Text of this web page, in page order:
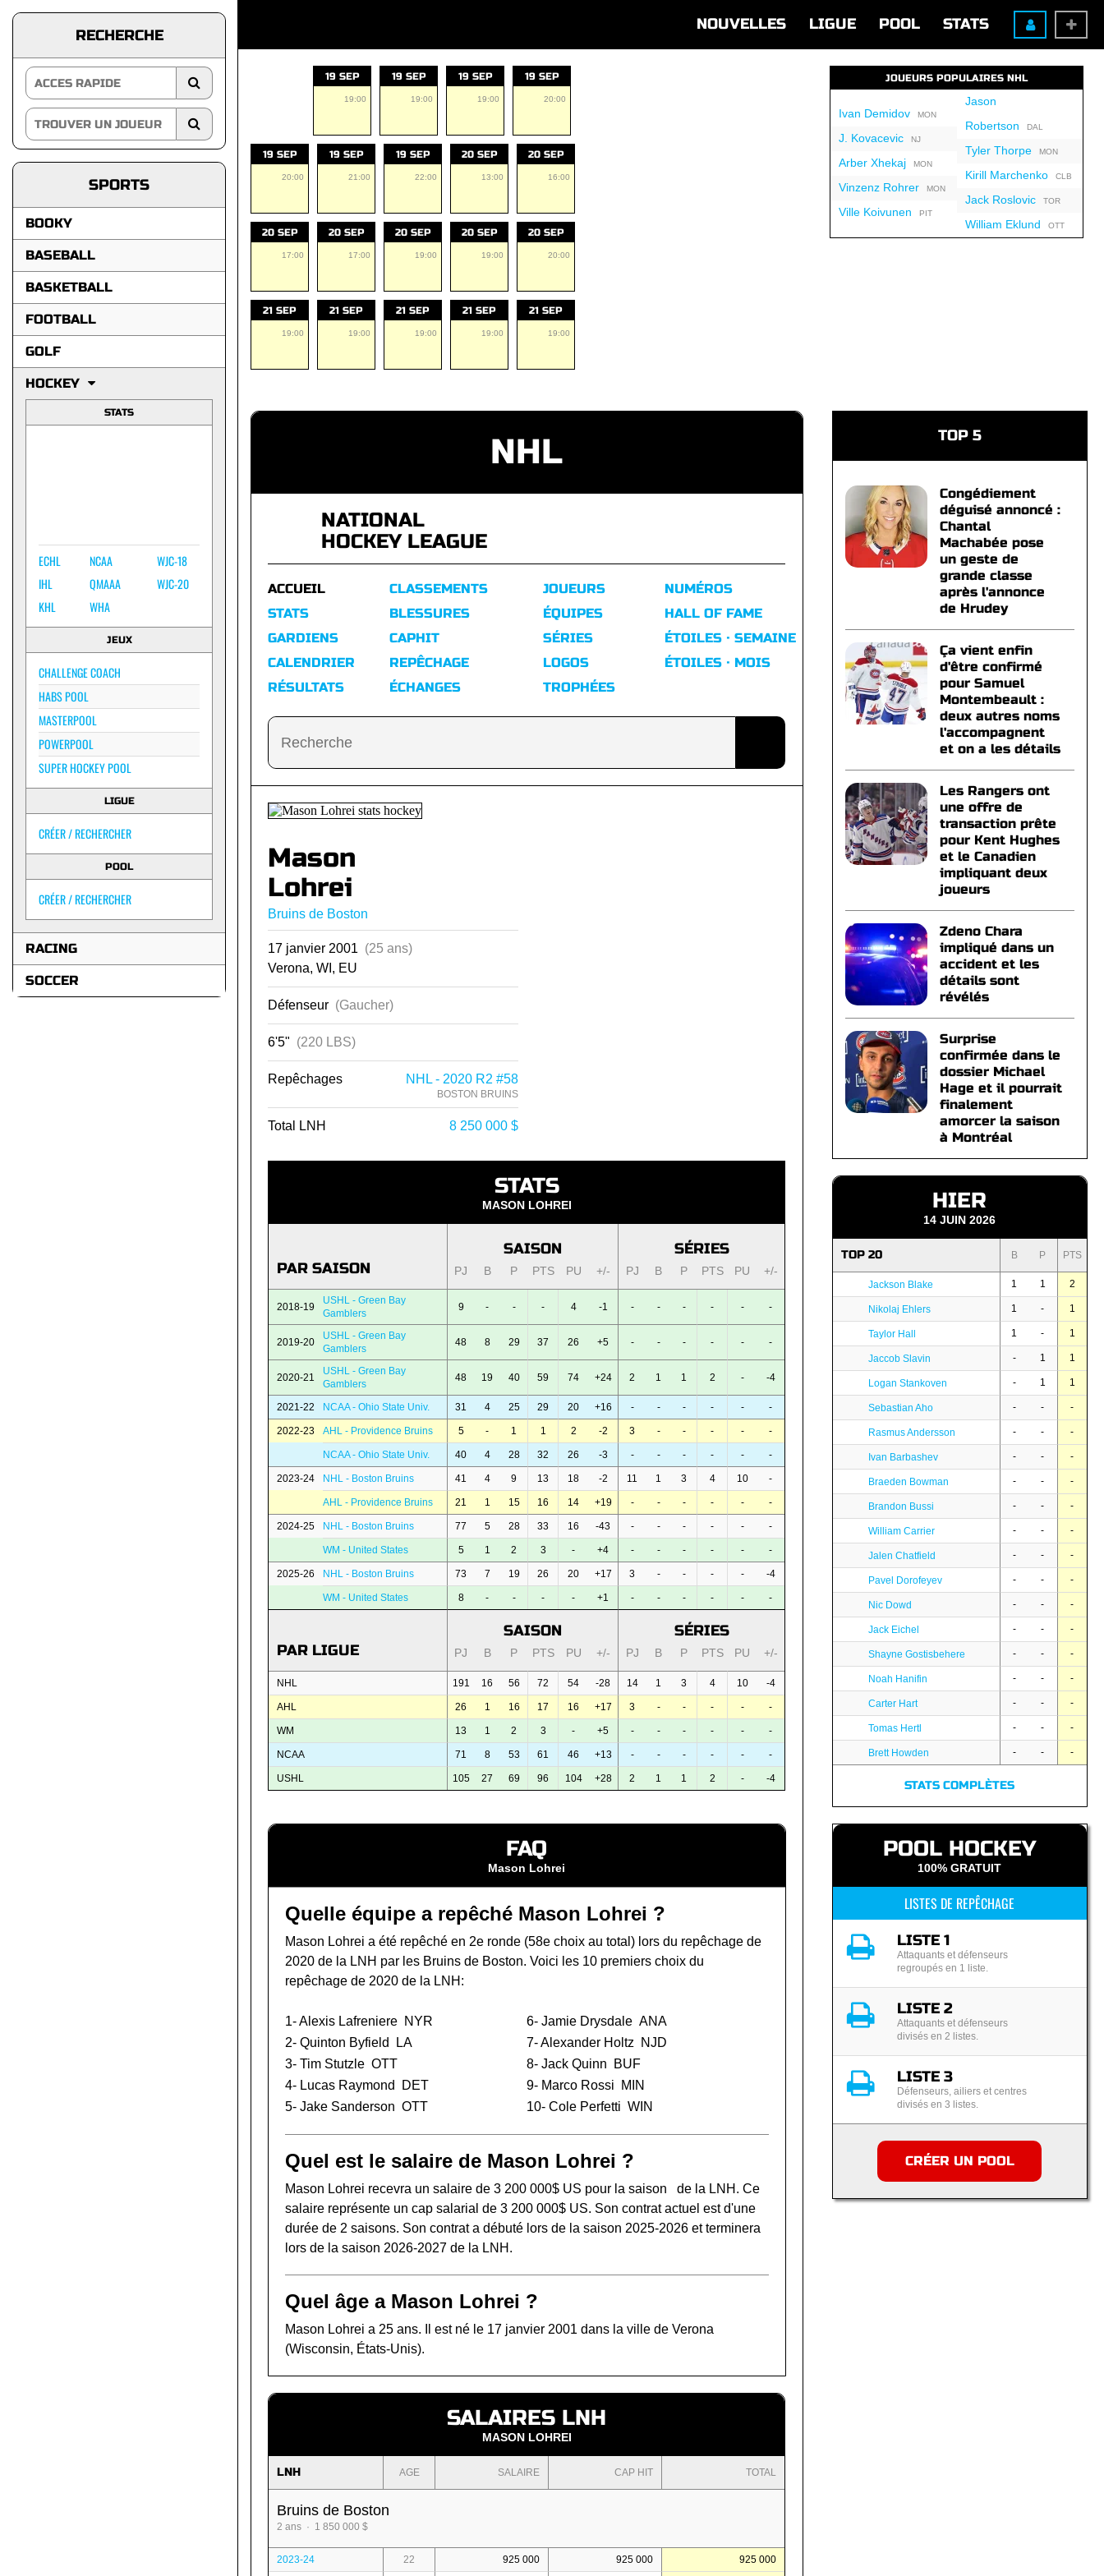
NOUVELLES LIGUE POOL STATS
RECHERCHE
SPORTS
BOOKY
BASEBALL
BASKETBALL
FOOTBALL
GOLF
HOCKEY
STATS
ECHL
IHL
KHL
NCAA
QMAAA
WHA
WJC-18
WJC-20
JEUX
CHALLENGE COACH
HABS POOL
MASTERPOOL
POWERPOOL
SUPER HOCKEY POOL
LIGUE
CRÉER / RECHERCHER
POOL
CRÉER / RECHERCHER
RACING
SOCCER
19 SEP
19:00
19 SEP
19:00
19 SEP
19:00
19 SEP
20:00
19 SEP
20:00
19 SEP
21:00
19 SEP
22:00
20 SEP
13:00
20 SEP
16:00
20 SEP
17:00
20 SEP
17:00
20 SEP
19:00
20 SEP
19:00
20 SEP
20:00
21 SEP
19:00
21 SEP
19:00
21 SEP
19:00
21 SEP
19:00
21 SEP
19:00
JOUEURS POPULAIRES NHL
Ivan DemidovMON
J. KovacevicNJ
Arber XhekajMON
Vinzenz RohrerMON
Ville Koivunen PIT
Jason
Robertson DAL
Tyler ThorpeMON
Kirill MarchenkoCLB
Jack RoslovicTOR
William Eklund OTT
NHL
NATIONAL
HOCKEY LEAGUE
ACCUEIL
STATS
GARDIENS
CALENDRIER
RÉSULTATS
CLASSEMENTS
BLESSURES
CAPHIT
REPÊCHAGE
ÉCHANGES
JOUEURS
ÉQUIPES
SÉRIES
LOGOS
TROPHÉES
NUMÉROS
HALL OF FAME
ÉTOILES · SEMAINE
ÉTOILES · MOIS
Mason
Lohrei
Bruins de Boston
17 janvier 2001 (25 ans)
Verona, WI, EU
Défenseur (Gaucher)
6'5" (220 LBS)
Repêchages NHL - 2020 R2 #58
BOSTON BRUINS
Total LNH 8 250 000 $
STATS
MASON LOHREI
PAR SAISON
SAISON SÉRIES
PJ B P PTS PU +/- PJ B P PTS PU +/-
2018-19
USHL - Green Bay
Gamblers
9 - - - 4 -1 - - - - - -
2019-20
USHL - Green Bay
Gamblers
48 8 29 37 26 +5 - - - - - -
2020-21
USHL - Green Bay
Gamblers
48 19 40 59 74 +24 2 1 1 2 - -4
2021-22 NCAA - Ohio State Univ. 31 4 25 29 20 +16 - - - - - -
2022-23 AHL - Providence Bruins 5 - 1 1 2 -2 3 - - - - -
NCAA - Ohio State Univ. 40 4 28 32 26 -3 - - - - - -
2023-24 NHL - Boston Bruins 41 4 9 13 18 -2 11 1 3 4 10 -
AHL - Providence Bruins 21 1 15 16 14 +19 - - - - - -
2024-25 NHL - Boston Bruins 77 5 28 33 16 -43 - - - - - -
WM - United States 5 1 2 3 - +4 - - - - - -
2025-26 NHL - Boston Bruins 73 7 19 26 20 +17 3 - - - - -4
WM - United States 8 - - - - +1 - - - - - -
PAR LIGUE
SAISON SÉRIES
PJ B P PTS PU +/- PJ B P PTS PU +/-
NHL 191 16 56 72 54 -28 14 1 3 4 10 -4
AHL 26 1 16 17 16 +17 3 - - - - -
WM 13 1 2 3 - +5 - - - - - -
NCAA 71 8 53 61 46 +13 - - - - - -
USHL 105 27 69 96 104 +28 2 1 1 2 - -4
FAQ
Mason Lohrei
Quelle équipe a repêché Mason Lohrei ?
Mason Lohrei a été repêché en 2e ronde (58e choix au total) lors du repêchage de
2020 de la LNH par les Bruins de Boston. Voici les 10 premiers choix du
repêchage de 2020 de la LNH:
1-Alexis Lafreniere NYR
2- Quinton Byfield
LA
3- Tim Stutzle OTT
4- Lucas Raymond
DET
5- Jake Sanderson OTT
6-Jamie Drysdale ANA
7-Alexander Holtz
NJD
8-Jack Quinn
BUF
9- Marco Rossi
MIN
10-Cole Perfetti WIN
Quel est le salaire de Mason Lohrei ?
Mason Lohrei recevra un salaire de 3 200 000$ US pour la saison de la LNH. Ce
salaire représente un cap salarial de 3 200 000$ US. Son contrat actuel est d'une
durée de 2 saisons. Son contrat a débuté lors de la saison 2025-2026 et terminera
lors de la saison 2026-2027 de la LNH.
Quel âge a Mason Lohrei ?
Mason Lohrei a 25 ans. Il est né le 17 janvier 2001 dans la ville de Verona
(Wisconsin, États-Unis).
SALAIRES LNH
MASON LOHREI
LNH AGE SALAIRE CAP HIT TOTAL
Bruins de Boston
2 ans · 1 850 000 $
2023-24 22 925 000 925 000 925 000
TOP 5
Congédiement
déguisé annoncé :
Chantal
Machabée pose
un geste de
grande classe
après l'annonce
de Hrudey
Ça vient enfin
d'être confirmé
pour Samuel
Montembeault :
deux autres noms
l'accompagnent
et on a les détails
Les Rangers ont
une offre de
transaction prête
pour Kent Hughes
et le Canadien
impliquant deux
joueurs
Zdeno Chara
impliqué dans un
accident et les
détails sont
révélés
Surprise
confirmée dans le
dossier Michael
Hage et il pourrait
finalement
amorcer la saison
à Montréal
HIER
14 JUIN 2026
TOP 20 B P PTS
Jackson Blake 1 1 2
Nikolaj Ehlers 1 - 1
Taylor Hall 1 - 1
Jaccob Slavin - 1 1
Logan Stankoven - 1 1
Sebastian Aho - - -
Rasmus Andersson - - -
Ivan Barbashev - - -
Braeden Bowman - - -
Brandon Bussi - - -
William Carrier - - -
Jalen Chatfield - - -
Pavel Dorofeyev - - -
Nic Dowd - - -
Jack Eichel - - -
Shayne Gostisbehere - - -
Noah Hanifin - - -
Carter Hart - - -
Tomas Hertl - - -
Brett Howden - - -
STATS COMPLÈTES
POOL HOCKEY
100% GRATUIT
LISTES DE REPÊCHAGE
LISTE 1
Attaquants et défenseurs
regroupés en 1 liste.
LISTE 2
Attaquants et défenseurs
divisés en 2 listes.
LISTE 3
Défenseurs, ailiers et centres
divisés en 3 listes.
CRÉER UN POOL